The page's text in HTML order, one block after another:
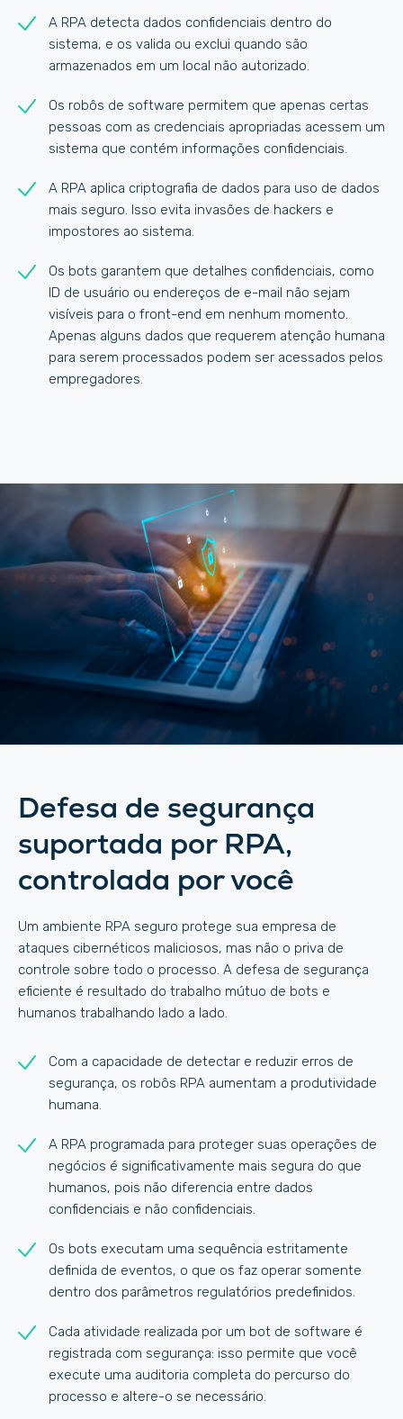
A RPA detecta dados confidenciais dentro do
sistema, e os valida ou exclui quando são
armazenados em um local não autorizado.
Os robôs de software permitem que apenas certas
pessoas com as credenciais apropriadas acessem um
sistema que contém informações confidenciais.
A RPA aplica criptografia de dados para uso de dados
mais seguro. Isso evita invasões de hackers e
impostores ao sistema.
Os bots garantem que detalhes confidenciais, como
ID de usuário ou endereços de e-mail não sejam
visíveis para o front-end em nenhum momento.
Apenas alguns dados que requerem atenção humana
para serem processados ​​podem ser acessados ​​pelos
empregadores.
Defesa de segurança
suportada por RPA,
controlada por você
Um ambiente RPA seguro protege sua empresa de
ataques cibernéticos maliciosos, mas não o priva de
controle sobre todo o processo. A defesa de segurança
eficiente é resultado do trabalho mútuo de bots e
humanos trabalhando lado a lado.
Com a capacidade de detectar e reduzir erros de
segurança, os robôs RPA aumentam a produtividade
humana.
A RPA programada para proteger suas operações de
negócios é significativamente mais segura do que
humanos, pois não diferencia entre dados
confidenciais e não confidenciais.
Os bots executam uma sequência estritamente
definida de eventos, o que os faz operar somente
dentro dos parâmetros regulatórios predefinidos.
Cada atividade realizada por um bot de software é
registrada com segurança: isso permite que você
execute uma auditoria completa do percurso do
processo e altere-o se necessário.